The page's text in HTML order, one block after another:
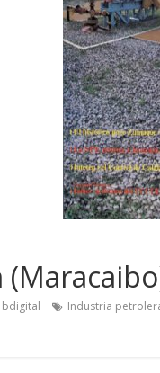
bdigital Industria